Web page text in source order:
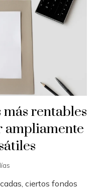
rentables
ampliamente
ciertos fondos